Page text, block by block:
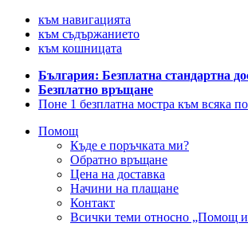
към навигацията
към съдържанието
към кошницата
България: Безплатна стандартна
Безплатно връщане
Поне 1 безплатна мостра към всяка
Помощ
Къде е поръчката ми?
Обратно връщане
Цена на доставка
Начини на плащане
Контакт
Всички теми относно „Помощ